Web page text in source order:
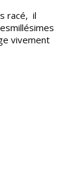
racé, il
vivement